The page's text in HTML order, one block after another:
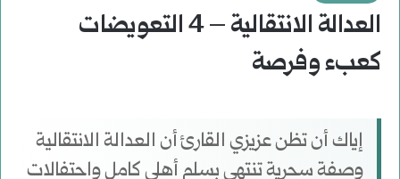
العدالة الانتقالية – 4 التعويضات
كعبء وفرصة
إياك أن تظن عزيزي القارئ أن العدالة الانتقالية
وصفة سحرية تنتهي بسلم أهلي كامل واحتفالات